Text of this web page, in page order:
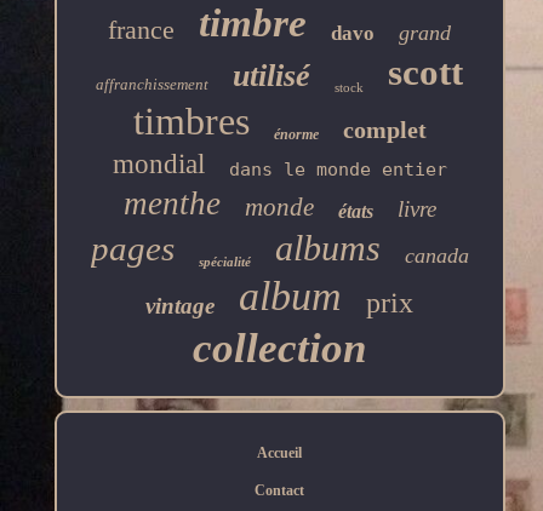
france timbre davo grand
affranchissement utilisé stock scott
timbres énorme complet
mondial dans le monde entier
menthe monde états livre
pages spécialité albums canada
vintage album prix
collection
Accueil
Contact